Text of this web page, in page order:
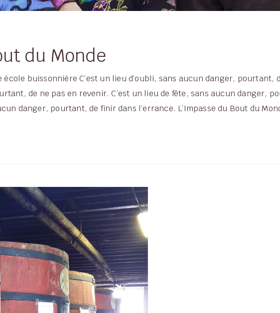
du Monde
buissonnière C’est un lieu d’oubli, sans aucun danger, pourtant,
de ne pas en revenir. C’est un lieu de fête, sans aucun danger,
danger, pourtant, de finir dans l’errance. L’Impasse du Bout du